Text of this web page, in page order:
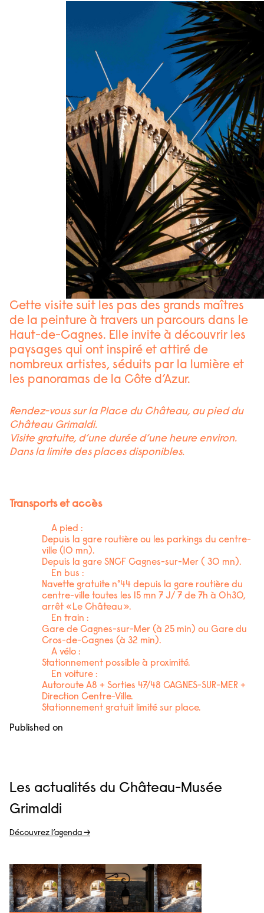
Published on
Cette visite suit les pas des grands maîtres
de la peinture à travers un parcours dans le
Haut-de-Cagnes. Elle invite à découvrir les
paysages qui ont inspiré et attiré de
nombreux artistes, séduits par la lumière et
les panoramas de la Côte d’Azur.
Rendez-vous sur la Place du Château, au pied du
Château Grimaldi.
Visite gratuite, d’une durée d’une heure environ.
Dans la limite des places disponibles.
Transports et accès
A pied :
Depuis la gare routière ou les parkings du centre-
ville (10 mn).
Depuis la gare SNCF Cagnes-sur-Mer ( 30 mn).
En bus :
Navette gratuite n°44 depuis la gare routière du
centre-ville toutes les 15 mn 7 J/ 7 de 7h à 0h30,
arrêt « Le Château ».
En train :
Gare de Cagnes-sur-Mer (à 25 min) ou Gare du
Cros-de-Cagnes (à 32 min).
A vélo :
Stationnement possible à proximité.
En voiture :
Autoroute A8 + Sorties 47/48 CAGNES-SUR-MER +
Direction Centre-Ville.
Stationnement gratuit limité sur place.
Les actualités du Château-Musée
Grimaldi
Découvrez l’agenda →